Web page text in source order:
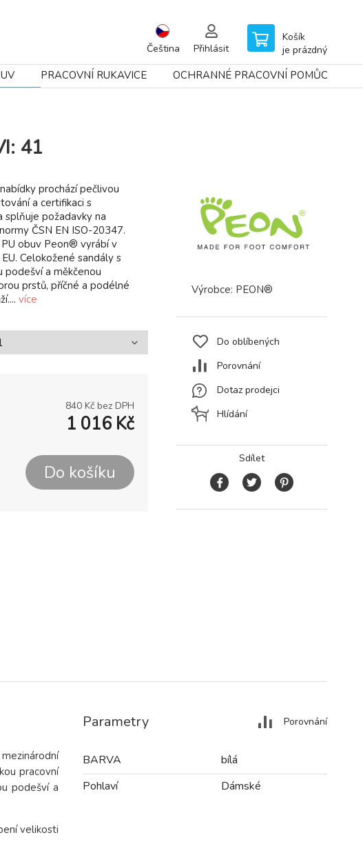
Čeština Přihlásit
Košík
je prázdný
PRACOVNÍ RUKAVICE OCHRANNÉ PRACOVNÍ POMŮCKY
41
prochází pečlivou
a certifikaci s
splňuje požadavky na
ČSN EN ISO-20347.
obuv Peon® vyrábí v
Celokožené sandály s
a měkčenou
prstů, příčné a podélné
více
840 Kč bez DPH
1 016 Kč
Do košíku
Výrobce: PEON®
Do oblíbených
Porovnání
Dotaz prodejci
Hlídání
Sdílet
pracovní
podešví a
velikosti
Parametry Porovnání
BARVA
bílá
Pohlaví
Dámské